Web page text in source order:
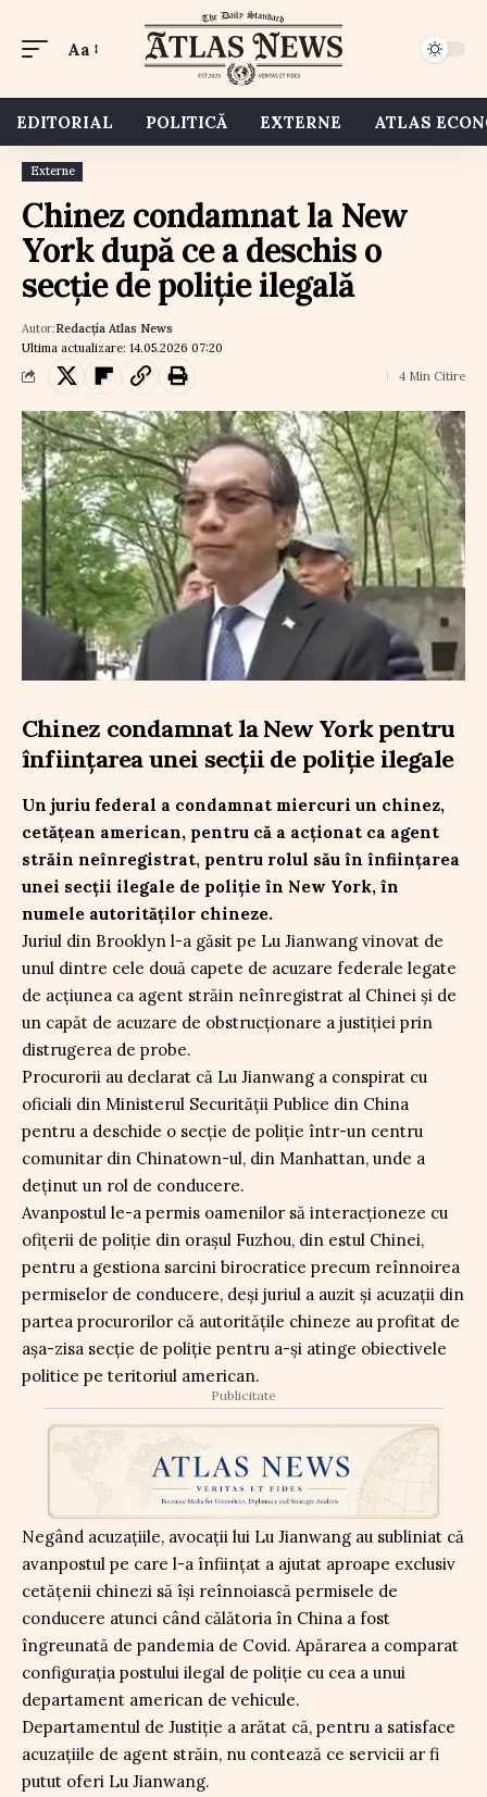
Aa
EDITORIAL POLITICĂ EXTERNE ATLAS
Externe
Chinez condamnat la New
York după ce a deschis o
secție de poliție ilegală
Ultima actualizare: 14.05.2026 07:20
Autor:Redacția Atlas News
4 Min Citire
Chinez condamnat la New York pentru
înființarea unei secții de poliție ilegale
Un juriu federal a condamnat miercuri un chinez,
cetățean american, pentru că a acționat ca agent
străin neînregistrat, pentru rolul său în înființarea
unei secții ilegale de poliție în New York, în
numele autorităților chineze.
Juriul din Brooklyn l-a găsit pe Lu Jianwang vinovat de
unul dintre cele două capete de acuzare federale legate
de acțiunea ca agent străin neînregistrat al Chinei și de
un capăt de acuzare de obstrucționare a justiției prin
distrugerea de probe.
Procurorii au declarat că Lu Jianwang a conspirat cu
oficiali din Ministerul Securității Publice din China
pentru a deschide o secție de poliție într-un centru
comunitar din Chinatown-ul, din Manhattan, unde a
deținut un rol de conducere.
Avanpostul le-a permis oamenilor să interacționeze cu
ofițerii de poliție din orașul Fuzhou, din estul Chinei,
pentru a gestiona sarcini birocratice precum reînnoirea
permiselor de conducere, deși juriul a auzit și acuzații din
partea procurorilor că autoritățile chineze au profitat de
așa-zisa secție de poliție pentru a-și atinge obiectivele
politice pe teritoriul american.
Publicitate
Negând acuzațiile, avocații lui Lu Jianwang au subliniat că
avanpostul pe care l-a înființat a ajutat aproape exclusiv
cetățenii chinezi să își reînnoiască permisele de
conducere atunci când călătoria în China a fost
îngreunată de pandemia de Covid. Apărarea a comparat
configurația postului ilegal de poliție cu cea a unui
departament american de vehicule.
Departamentul de Justiție a arătat că, pentru a satisface
acuzațiile de agent străin, nu contează ce servicii ar fi
putut oferi Lu Jianwang.